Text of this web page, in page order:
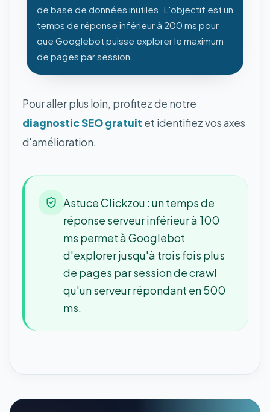
de base de données inutiles. L'objectif est un
temps de réponse inférieur à 200 ms pour
que Googlebot puisse explorer le maximum
de pages par session.
Pour aller plus loin, profitez de notre
diagnostic SEO gratuit et identifiez vos axes
d'amélioration.
Astuce Clickzou : un temps de
réponse serveur inférieur à 100
ms permet à Googlebot
d'explorer jusqu'à trois fois plus
de pages par session de crawl
qu'un serveur répondant en 500
ms.